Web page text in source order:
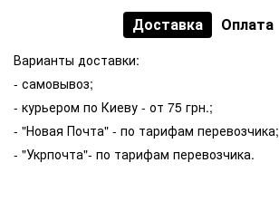
Доставка Оплата
Варианты доставки:
- самовывоз;
- курьером по Киеву - от 75 грн.;
- "Новая Почта" - по тарифам перевозчика;
- "Укрпочта"- по тарифам перевозчика.